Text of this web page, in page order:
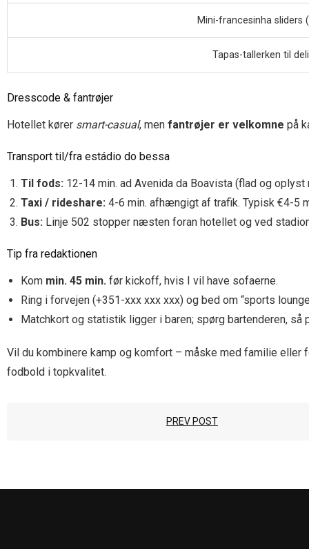
Mini-francesinha sliders
Tapas-tallerken til
Dresscode & fantrøjer
Hotellet kører smart-casual, men fantrøjer er velkomne på
Transport til/fra estádio do bessa
Til fods: 12-14 min. ad Avenida da Boavista (flad og oplyst
Taxi / rideshare: 4-6 min. afhængigt af trafik. Typisk €4-5
Bus: Linje 502 stopper næsten foran hotellet og ved
Tip fra redaktionen
Kom min. 45 min. før kickoff, hvis I vil have sofaerne.
Ring i forvejen (+351-xxx xxx xxx) og bed om “sports
Matchkort og statistik ligger i baren; spørg bartenderen, så
Vil du kombinere kamp og komfort – måske med familie
fodbold i topkvalitet.
PREV POST